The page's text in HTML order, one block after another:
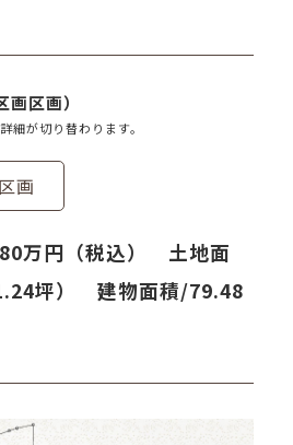
区画）
が切り替わります。
画
万円（税込） 土地面
坪） 建物面積/79.48